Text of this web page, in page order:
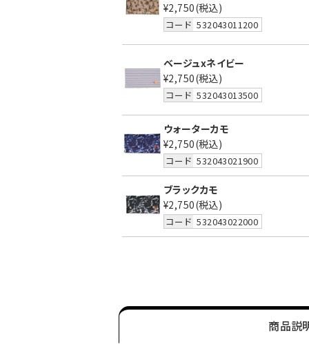
¥2,750(税込)
コード 532043011200
ベージュxネイビー
¥2,750(税込)
コード 532043013500
ウォーターカモ
¥2,750(税込)
コード 532043021900
ブラックカモ
¥2,750(税込)
コード 532043022000
商品説